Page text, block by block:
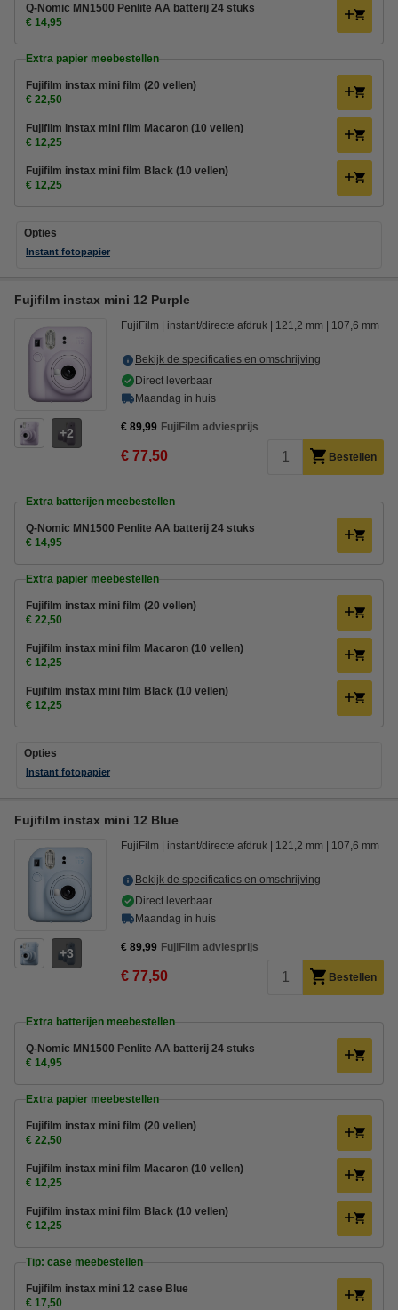
Q-Nomic MN1500 Penlite AA batterij 24 stuks
€ 14,95
Extra papier meebestellen
Fujifilm instax mini film (20 vellen)
€ 22,50
Fujifilm instax mini film Macaron (10 vellen)
€ 12,25
Fujifilm instax mini film Black (10 vellen)
€ 12,25
Opties
Instant fotopapier
Fujifilm instax mini 12 Purple
2
FujiFilm instant/directe afdruk 121,2 mm 107,6 mm
Bekijk de specificaties en omschrijving
Direct leverbaar
Maandag in huis
€ 89,99 FujiFilm adviesprijs
€ 77,50 Bestellen
Extra batterijen meebestellen
Q-Nomic MN1500 Penlite AA batterij 24 stuks
€ 14,95
Extra papier meebestellen
Fujifilm instax mini film (20 vellen)
€ 22,50
Fujifilm instax mini film Macaron (10 vellen)
€ 12,25
Fujifilm instax mini film Black (10 vellen)
€ 12,25
Opties
Instant fotopapier
Fujifilm instax mini 12 Blue
3
FujiFilm instant/directe afdruk 121,2 mm 107,6 mm
Bekijk de specificaties en omschrijving
Direct leverbaar
Maandag in huis
€ 89,99 FujiFilm adviesprijs
€ 77,50 Bestellen
Extra batterijen meebestellen
Q-Nomic MN1500 Penlite AA batterij 24 stuks
€ 14,95
Extra papier meebestellen
Fujifilm instax mini film (20 vellen)
€ 22,50
Fujifilm instax mini film Macaron (10 vellen)
€ 12,25
Fujifilm instax mini film Black (10 vellen)
€ 12,25
Tip: case meebestellen
Fujifilm instax mini 12 case Blue
€ 17,50